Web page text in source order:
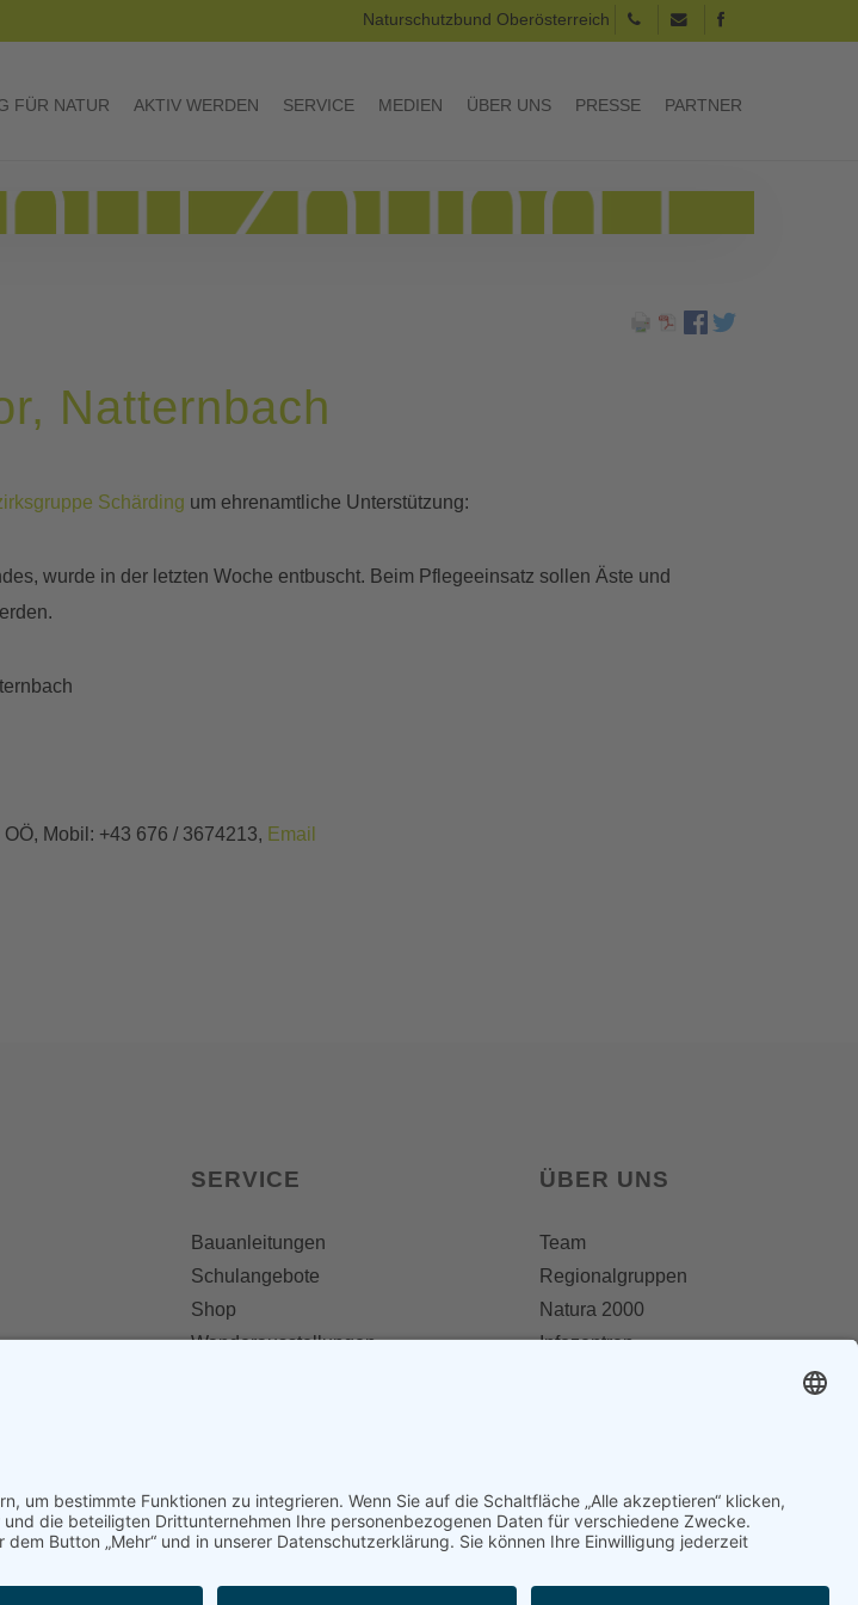
Naturschutzbund Oberösterreich
FÜR NATUR AKTIV WERDEN SERVICE MEDIEN ÜBER UNS PRESSE PARTNER
Natternbach
Schärding um ehrenamtliche Unterstützung:
wurde in der letzten Woche entbuscht. Beim Pflegeeinsatz sollen Äste und
Mobil: +43 676 / 3674213, Email
SERVICE
Bauanleitungen
Schulangebote
Shop
Wanderausstellungen
Informationsfalter
Informativ
ÜBER UNS
Team
Regionalgruppen
Natura 2000
Infozentren
Kontakt
Impressum